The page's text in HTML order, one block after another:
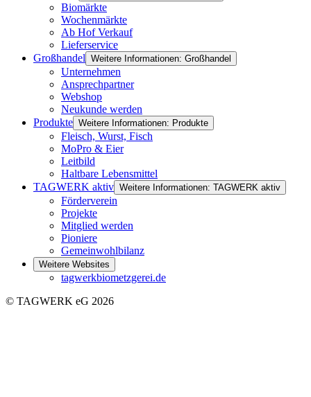
Biomärkte
Wochenmärkte
Ab Hof Verkauf
Lieferservice
Großhandel Weitere Informationen: Großhandel
Unternehmen
Ansprechpartner
Webshop
Neukunde werden
Produkte Weitere Informationen: Produkte
Fleisch, Wurst, Fisch
MoPro & Eier
Leitbild
Haltbare Lebensmittel
TAGWERK aktiv Weitere Informationen: TAGWERK aktiv
Förderverein
Projekte
Mitglied werden
Pioniere
Gemeinwohlbilanz
Weitere Websites
tagwerkbiometzgerei.de
© TAGWERK eG 2026